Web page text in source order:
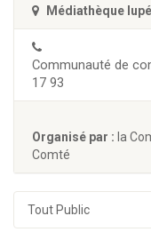
Médiathèque
Communauté de
17 93
Organisé par : la
Comté
Tout Public